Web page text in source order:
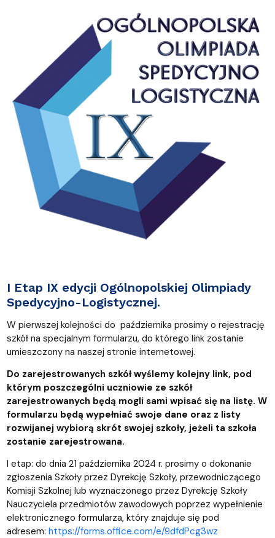
I Etap IX edycji Ogólnopolskiej Olimpiady
Spedycyjno-Logistycznej.
W pierwszej kolejności do października prosimy o rejestrację
szkół na specjalnym formularzu, do którego link zostanie
umieszczony na naszej stronie internetowej.
Do zarejestrowanych szkół wyślemy kolejny link, pod
którym poszczególni uczniowie ze szkół
zarejestrowanych będą mogli sami wpisać się na listę. W
formularzu będą wypełniać swoje dane oraz z listy
rozwijanej wybiorą skrót swojej szkoły, jeżeli ta szkoła
zostanie zarejestrowana.
I etap: do dnia 21 października 2024 r. prosimy o dokonanie
zgłoszenia Szkoły przez Dyrekcję Szkoły, przewodniczącego
Komisji Szkolnej lub wyznaczonego przez Dyrekcję Szkoły
Nauczyciela przedmiotów zawodowych poprzez wypełnienie
elektronicznego formularza, który znajduje się pod
adresem: https://forms.office.com/e/9dfdPcg3wz